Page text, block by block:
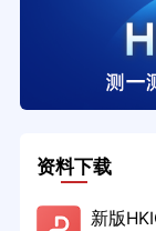
资料下载
新版